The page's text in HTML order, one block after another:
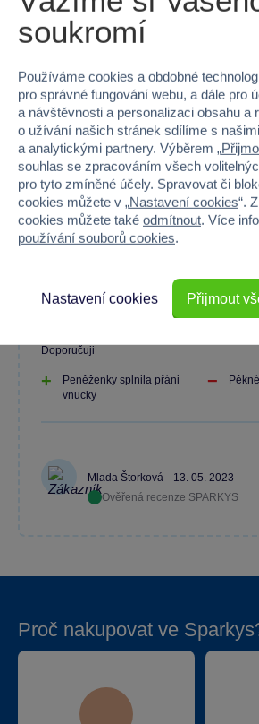
100 %
Průměr z 1
100 % zákazníků
Máte zkušenost s
Mlada Štorková
13. 05. 2023
Ověřená recenze SPARKYS
Doporučuji
Peněženky splnila přáni
vnucky
Proč nakupovat ve
soukromí
Používáme cookies a obdobné
pro správné fungování webu, a dále pro
a návštěvnosti a personalizaci obsahu a
o užívání našich stránek sdílíme s
a analytickými partnery. Výběrem „
souhlas se zpracováním všech
pro tyto zmíněné účely. Spravovat či
cookies můžete v „Nastavení cookies“.
cookies můžete také odmítnout. Více
používání souborů cookies.
Nastavení cookies Přijmout